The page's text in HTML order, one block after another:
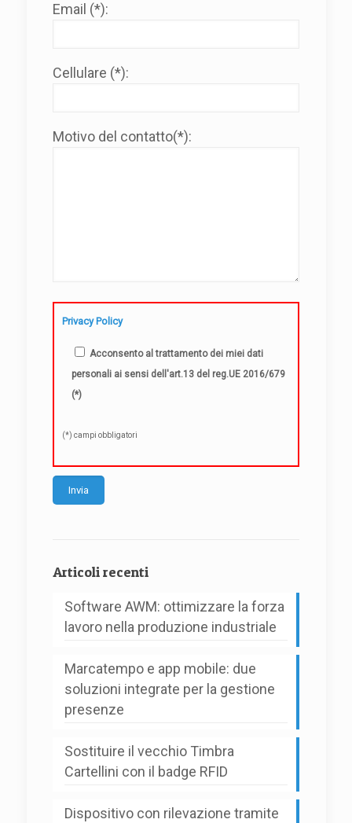
Email (*):
Cellulare (*):
Motivo del contatto(*):
Privacy Policy
Acconsento al trattamento dei miei dati
personali ai sensi dell'art.13 del reg.UE 2016/679
(*)
(*) campi obbligatori
Articoli recenti
Software AWM: ottimizzare la forza
lavoro nella produzione industriale
Marcatempo e app mobile: due
soluzioni integrate per la gestione
presenze
Sostituire il vecchio Timbra
Cartellini con il badge RFID
Dispositivo con rilevazione tramite